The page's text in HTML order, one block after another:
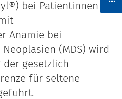
bei Patientinnen
Anämie bei
(MDS) wird
der gesetzlich
für seltene